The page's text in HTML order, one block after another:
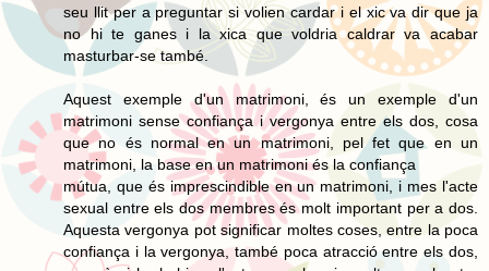
seu llit per a preguntar si volien cardar i el xic va dir que ja
no hi te ganes i la xica que voldria caldrar va acabar
masturbar-se també.
Aquest exemple d'un matrimoni, és un exemple d'un
matrimoni sense confiança i vergonya entre els dos, cosa
que no és normal en un matrimoni, pel fet que en un
matrimoni, la base en un matrimoni és la confiança
mútua, que és imprescindible en un matrimoni, i mes l'acte
sexual entre els dos membres és molt important per a dos.
Aquesta vergonya pot significar moltes coses, entre la poca
confiança i la vergonya, també poca atracció entre els dos,